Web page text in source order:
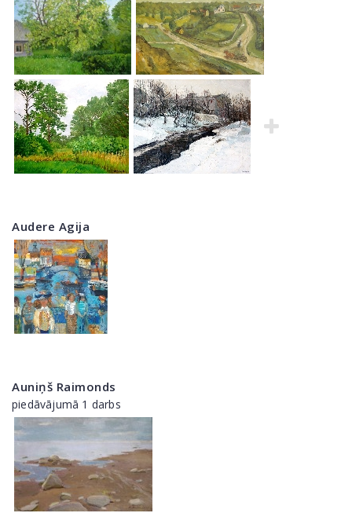
Audere Agija
Auniņš Raimonds
piedāvājumā 1 darbs